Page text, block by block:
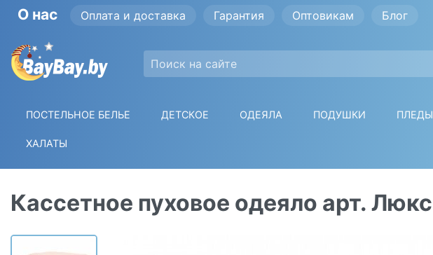
О нас Оплата и доставка Гарантия Оптовикам Блог
ПОСТЕЛЬНОЕ БЕЛЬЕ ДЕТСКОЕ ОДЕЯЛА ПОДУШКИ ПЛЕДЫ
ХАЛАТЫ
Кассетное пуховое одеяло арт. Люкс